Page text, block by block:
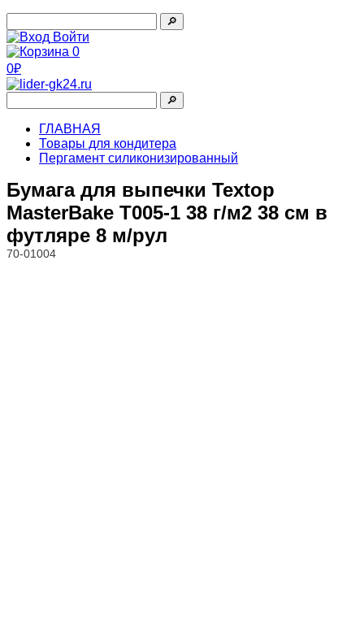
🔎︎
Войти
0
0₽
🔎︎
ГЛАВНАЯ
Товары для кондитера
Пергамент силиконизированный
Бумага для выпечки Textop
MasterBake Т005-1 38 г/м2 38 см в
футляре 8 м/рул
70-01004